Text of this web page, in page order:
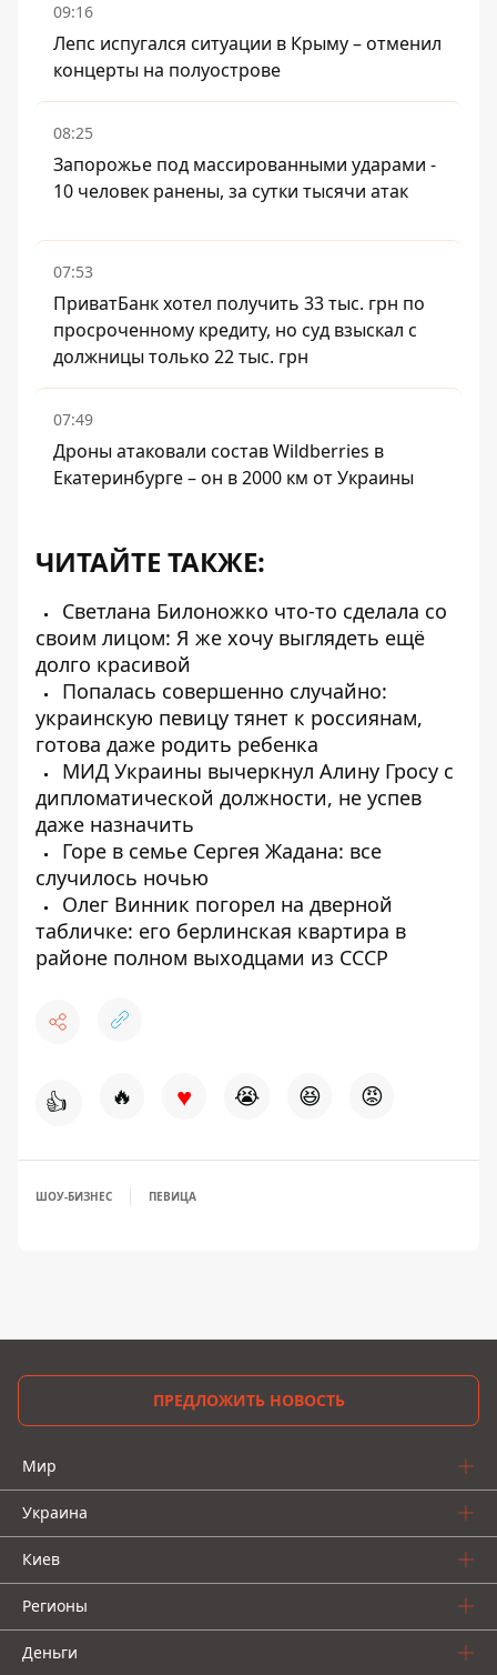
09:16
Лепс испугался ситуации в Крыму – отменил
концерты на полуострове
08:25
Запорожье под массированными ударами -
10 человек ранены, за сутки тысячи атак
07:53
ПриватБанк хотел получить 33 тыс. грн по
просроченному кредиту, но суд взыскал с
должницы только 22 тыс. грн
07:49
Дроны атаковали состав Wildberries в
Екатеринбурге – он в 2000 км от Украины
ЧИТАЙТЕ ТАКЖЕ:
Светлана Билоножко что-то сделала со
своим лицом: Я же хочу выглядеть ещё
долго красивой
Попалась совершенно случайно:
украинскую певицу тянет к россиянам,
готова даже родить ребенка
МИД Украины вычеркнул Алину Гросу с
дипломатической должности, не успев
даже назначить
Горе в семье Сергея Жадана: все
случилось ночью
Олег Винник погорел на дверной
табличке: его берлинская квартира в
районе полном выходцами из СССР
👍 🔥 ♥ 😭 😆 😡
ШОУ-БИЗНЕС ПЕВИЦА
ПРЕДЛОЖИТЬ НОВОСТЬ
Мир
Украина
Киев
Регионы
Деньги